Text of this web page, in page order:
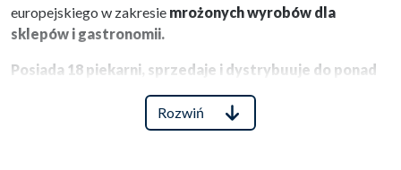
europejskiego w zakresie mrożonych wyrobów dla
sklepów i gastronomii.
Posiada 18 piekarni, sprzedaje i dystrybuuje do ponad
podjęła decyzję o rozpoczęciu działalności w
Polsce. Powstaje wtedyLa Lorraine Polska.
Rozwiń